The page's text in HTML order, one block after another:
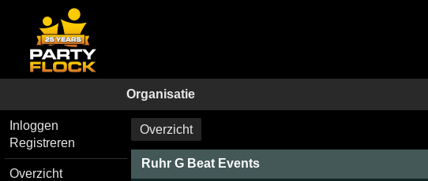
Organisatie
Inloggen
Registreren
Overzicht
Overzicht
Ruhr G Beat Events